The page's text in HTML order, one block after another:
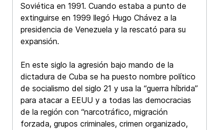
Soviética en 1991. Cuando estaba a punto de
extinguirse en 1999 llegó Hugo Chávez a la
presidencia de Venezuela y la rescató para su
expansión.
En este siglo la agresión bajo mando de la
dictadura de Cuba se ha puesto nombre político
de socialismo del siglo 21 y usa la “guerra híbrida”
para atacar a EEUU y a todas las democracias
de la región con “narcotráfico, migración
forzada, grupos criminales, crimen organizado,